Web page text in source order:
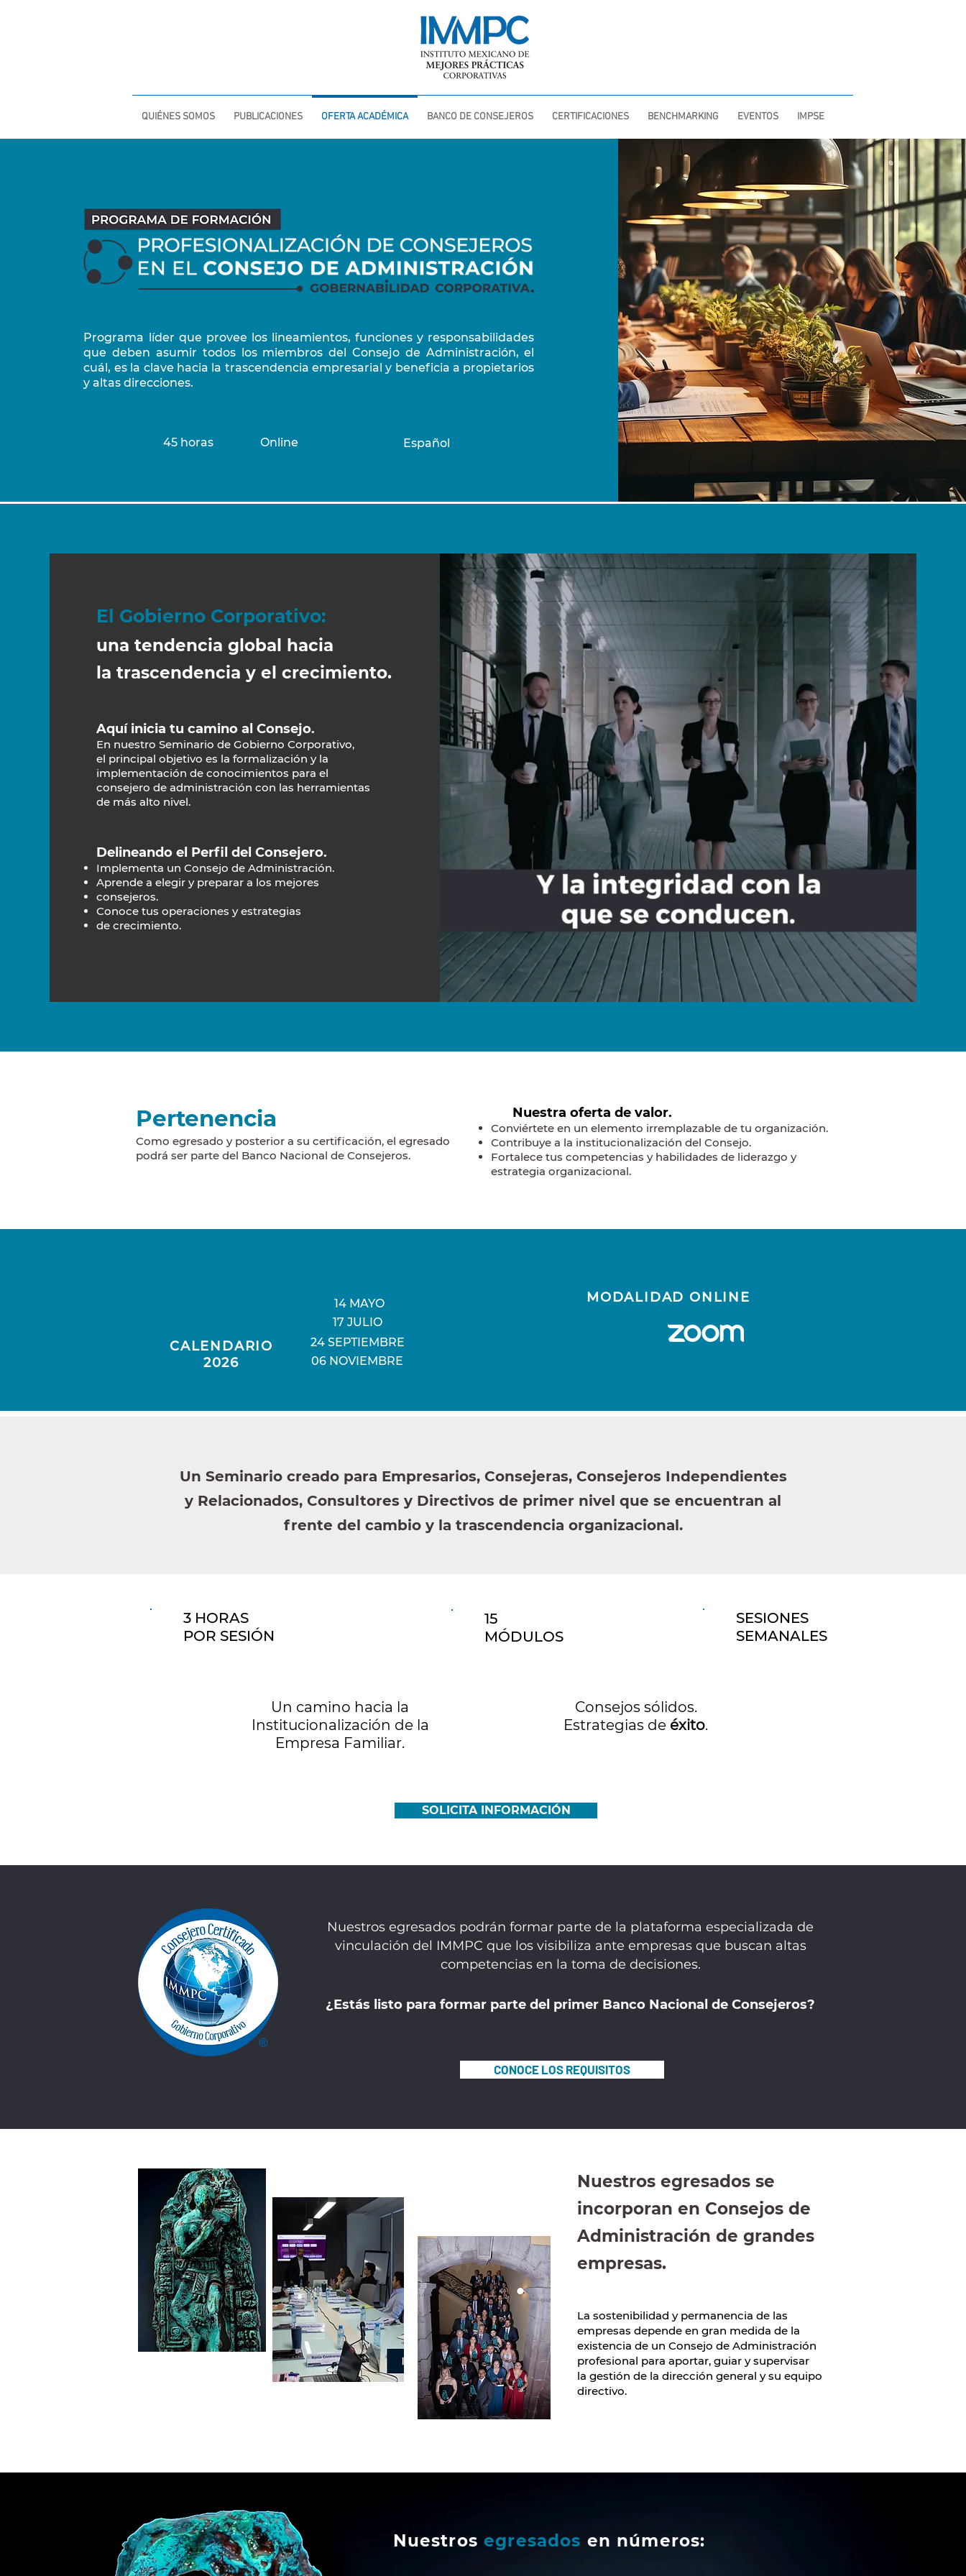
QUIÉNES SOMOS PUBLICACIONES OFERTA ACADÉMICA BANCO DE CONSEJEROS CERTIFICACIONES BENCHMARKING EVENTOS IMPSE
Programa líder que provee los lineamientos, funciones y responsabilidades
que deben asumir todos los miembros del Consejo de Administración, el
cuál, es la clave hacia la trascendencia empresarial y beneficia a propietarios
y altas direcciones.
45 horas Online Español
El Gobierno Corporativo:
una tendencia global hacia
la trascendencia y el crecimiento.
Aquí inicia tu camino al Consejo.
En nuestro Seminario de Gobierno Corporativo,
el principal objetivo es la formalización y la
implementación de conocimientos para el
consejero de administración con las herramientas
de más alto nivel.
Delineando el Perfil del Consejero.
Implementa un Consejo de Administración.
Aprende a elegir y preparar a los mejores
consejeros.
Conoce tus operaciones y estrategias
de crecimiento.
Pertenencia
Como egresado y posterior a su certificación, el egresado
podrá ser parte del Banco Nacional de Consejeros.
Nuestra oferta de valor.
Conviértete en un elemento irremplazable de tu organización.
Contribuye a la institucionalización del Consejo.
Fortalece tus competencias y habilidades de liderazgo y
estrategia organizacional.
14 MAYO
17 JULIO
CALENDARIO
2026
06 NOVIEMBRE
24 SEPTIEMBRE
MODALIDAD ONLINE
Un Seminario creado para Empresarios, Consejeras, Consejeros Independientes
y Relacionados, Consultores y Directivos de primer nivel que se encuentran al
frente del cambio y la trascendencia organizacional.
3 HORAS
POR SESIÓN
Un camino hacia la
Institucionalización de la
Empresa Familiar.
15
MÓDULOS
SESIONES
SEMANALES
Consejos sólidos.
Estrategias de éxito.
SOLICITA INFORMACIÓN
Nuestros egresados podrán formar parte de la plataforma especializada de
vinculación del IMMPC que los visibiliza ante empresas que buscan altas
competencias en la toma de decisiones.
¿Estás listo para formar parte del primer Banco Nacional de Consejeros?
CONOCE LOS REQUISITOS
Nuestros egresados se
incorporan en Consejos de
Administración de grandes
empresas.
La sostenibilidad y permanencia de las
empresas depende en gran medida de la
existencia de un Consejo de Administración
profesional para aportar, guiar y supervisar
la gestión de la dirección general y su equipo
directivo.
Nuestrosegresados en números: